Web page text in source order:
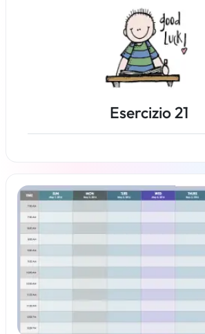
Esercizio 21
Per saperne di più